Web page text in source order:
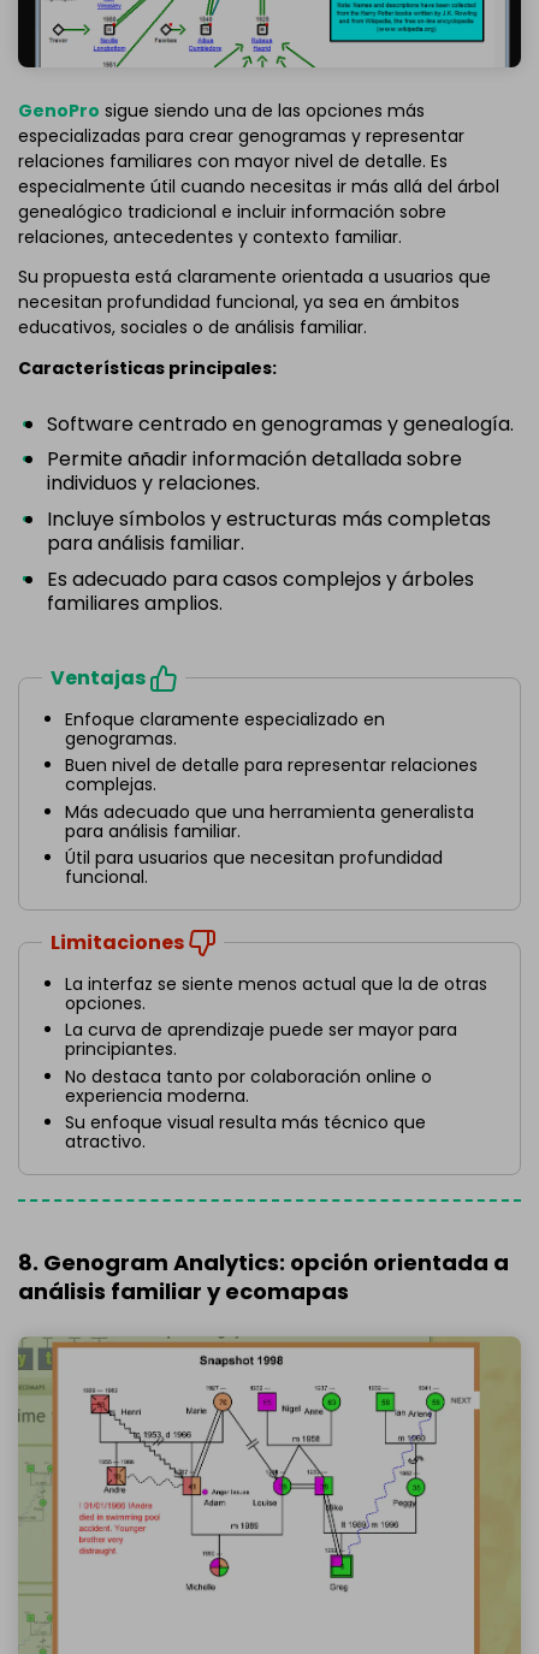
GenoPro sigue siendo una de las opciones más
especializadas para crear genogramas y representar
relaciones familiares con mayor nivel de detalle. Es
especialmente útil cuando necesitas ir más allá del árbol
genealógico tradicional e incluir información sobre
relaciones, antecedentes y contexto familiar.
Su propuesta está claramente orientada a usuarios que
necesitan profundidad funcional, ya sea en ámbitos
educativos, sociales o de análisis familiar.
Características principales:
Software centrado en genogramas y genealogía.
Permite añadir información detallada sobre
individuos y relaciones.
Incluye símbolos y estructuras más completas
para análisis familiar.
Es adecuado para casos complejos y árboles
familiares amplios.
Ventajas
Enfoque claramente especializado en
genogramas.
Buen nivel de detalle para representar relaciones
complejas.
Más adecuado que una herramienta generalista
para análisis familiar.
Útil para usuarios que necesitan profundidad
funcional.
Limitaciones
La interfaz se siente menos actual que la de otras
opciones.
La curva de aprendizaje puede ser mayor para
principiantes.
No destaca tanto por colaboración online o
experiencia moderna.
Su enfoque visual resulta más técnico que
atractivo.
8. Genogram Analytics: opción orientada a
análisis familiar y ecomapas